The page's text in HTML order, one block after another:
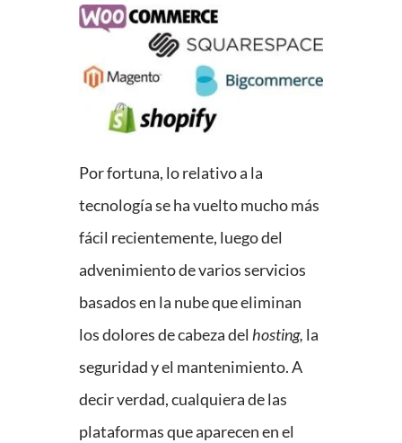
Por fortuna, lo relativo a la
tecnología se ha vuelto mucho más
fácil recientemente, luego del
advenimiento de varios servicios
basados en la nube que eliminan
los dolores de cabeza del hosting, la
seguridad y el mantenimiento. A
decir verdad, cualquiera de las
plataformas que aparecen en el